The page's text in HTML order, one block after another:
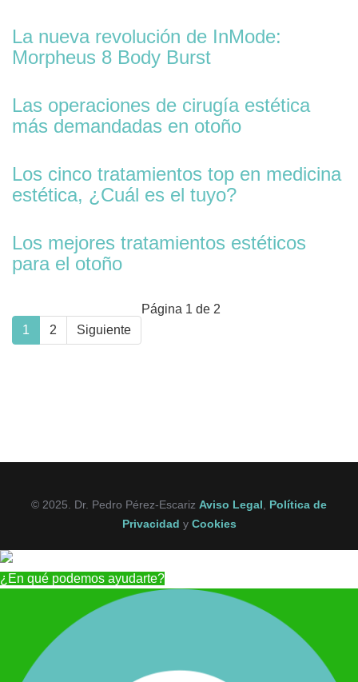
La nueva revolución de InMode:
Morpheus 8 Body Burst
Las operaciones de cirugía estética
más demandadas en otoño
Los cinco tratamientos top en medicina
estética, ¿Cuál es el tuyo?
Los mejores tratamientos estéticos
para el otoño
Página 1 de 2
1
2 Siguiente
© 2025. Dr. Pedro Pérez-Escariz Aviso Legal
Política de
Privacidad y Cookies
¿En qué podemos ayudarte?